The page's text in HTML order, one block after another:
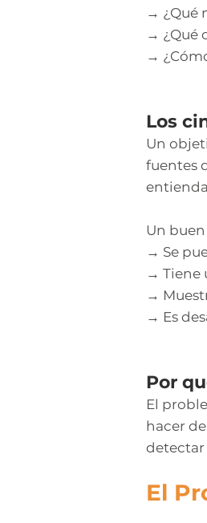
→ ¿Qué
→ ¿Qué
→
Los
Un
fuentes
Un
→ Se
→ Tiene
→
→ Es
Por
El
hacer
detectar
El